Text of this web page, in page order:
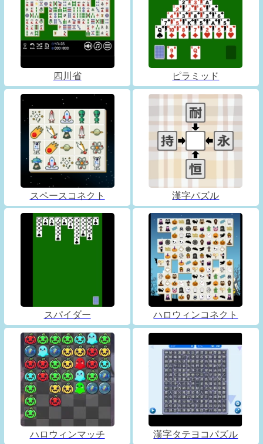
四川省 ピラミッド
スペースコネクト 漢字パズル
スパイダー ハロウィンコネクト
ハロウィンマッチ 漢字タテヨコパズル